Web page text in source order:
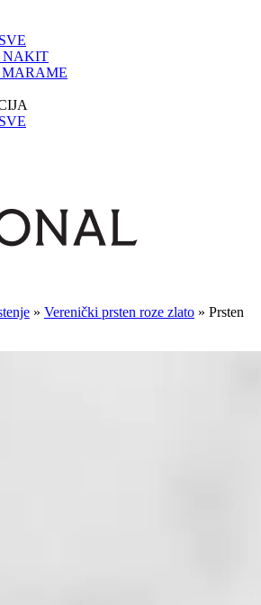
NAKIT
» Verenički prsten roze zlato » Prsten